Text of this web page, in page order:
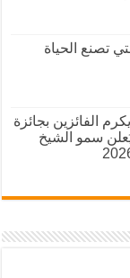
تصنع الحياة
الفائزين بجائزة
يُعلن سمو الشيخ